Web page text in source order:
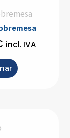
incl. IVA